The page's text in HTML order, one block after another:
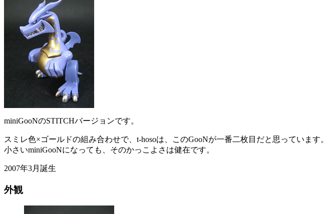
miniGooNのSTITCHバージョンです。
スミレ色×ゴールドの組み合わせで、t-hosoは、このGooNが一番二枚目だと思っています。
小さいminiGooNになっても、そのかっこよさは健在です。
2007年3月誕生
外観